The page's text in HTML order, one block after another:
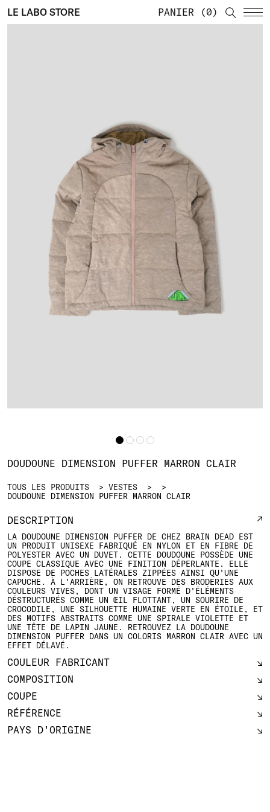
LE LABO STORE PANIER 0
TOUS LES PRODUITS
VESTES
DOUDOUNE DIMENSION PUFFER MARRON CLAIR
DOUDOUNE DIMENSION PUFFER MARRON CLAIR
DESCRIPTION
LA DOUDOUNE DIMENSION PUFFER DE CHEZ BRAIN DEAD EST
UN PRODUIT UNISEXE FABRIQUÉ EN NYLON ET EN FIBRE DE
POLYESTER AVEC UN DUVET. CETTE DOUDOUNE POSSÈDE UNE
COUPE CLASSIQUE AVEC UNE FINITION DÉPERLANTE. ELLE
DISPOSE DE POCHES LATÉRALES ZIPPÉES AINSI QU'UNE
CAPUCHE. À L'ARRIÈRE, ON RETROUVE DES BRODERIES AUX
COULEURS VIVES, DONT UN VISAGE FORMÉ D'ÉLÉMENTS
DÉSTRUCTURÉS COMME UN ŒIL FLOTTANT, UN SOURIRE DE
CROCODILE, UNE SILHOUETTE HUMAINE VERTE EN ÉTOILE, ET
DES MOTIFS ABSTRAITS COMME UNE SPIRALE VIOLETTE ET
UNE TÊTE DE LAPIN JAUNE. RETROUVEZ LA DOUDOUNE
DIMENSION PUFFER DANS UN COLORIS MARRON CLAIR AVEC UN
EFFET DÉLAVÉ.
COULEUR FABRICANT
COMPOSITION
COUPE
RÉFÉRENCE
PAYS D'ORIGINE